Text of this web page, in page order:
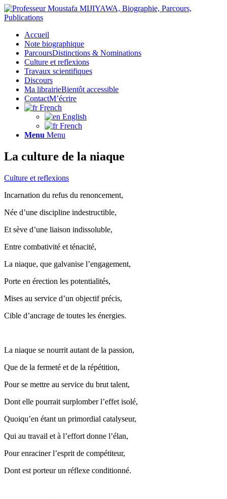
Accueil
Note biographique
ParcoursDistinctions & Nominations
Culture et reflexions
Travaux scientifiques
Discours
Ma librairieBientôt accessible
ContactM’écrire
French
English
French
Menu Menu
La culture de la niaque
Culture et reflexions
Incarnation du refus du renoncement,
Née d’une discipline indestructible,
Et sève d’une liaison indissoluble,
Entre combativité et ténacité,
La niaque, que galvanise l’engagement,
Porte en érection les potentialités,
Mises au service d’un objectif précis,
Cible d’ancrage de toutes les énergies.
La niaque se nourrit autant de la passion,
Que de la fermeté et de la répétition,
Pour se mettre au service du brut talent,
Dont elle pourrait surplomber l’effet isolé,
Quoiqu’en étant un primordial catalyseur,
Qui au travail et à l’effort donne l’élan,
Pour enraciner l’esprit de compétiteur,
Dont est porteur un réflexe conditionné.